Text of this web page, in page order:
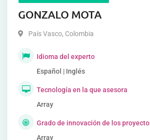
GONZALO MOTA
País Vasco, Colombia
Idioma del experto
Español | Inglés
Tecnología en la que asesora
Array
Grado de innovación de los
Array